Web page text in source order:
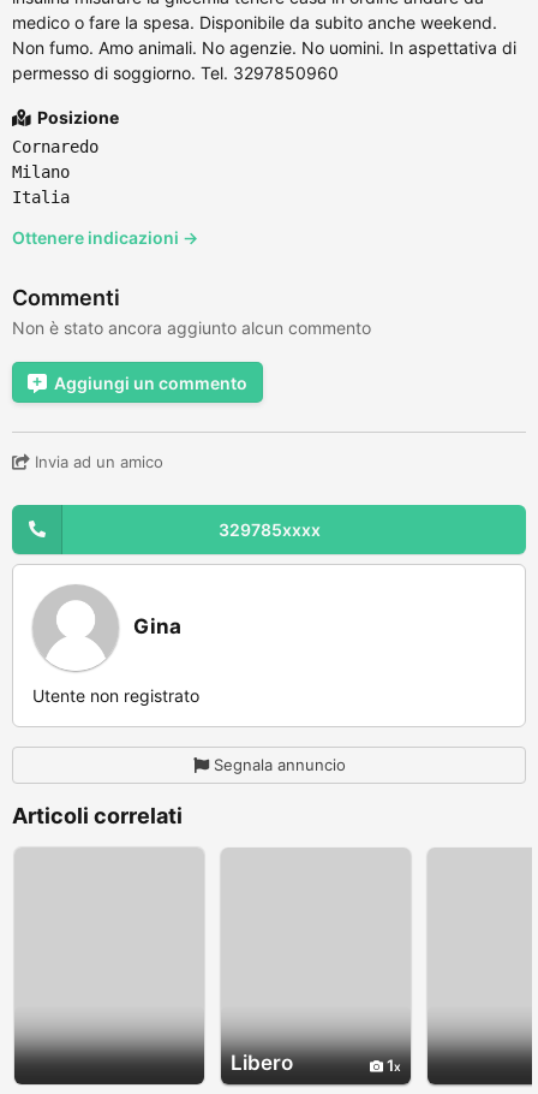
medico o fare la spesa. Disponibile da subito anche weekend.
Non fumo. Amo animali. No agenzie. No uomini. In aspettativa di
permesso di soggiorno. Tel. 3297850960
Posizione
Cornaredo
Milano
Italia
Ottenere indicazioni →
Commenti
Non è stato ancora aggiunto alcun commento
Aggiungi un commento
Invia ad un amico
329785xxxx
Gina
Utente non registrato
Segnala annuncio
Articoli correlati
Libero 1